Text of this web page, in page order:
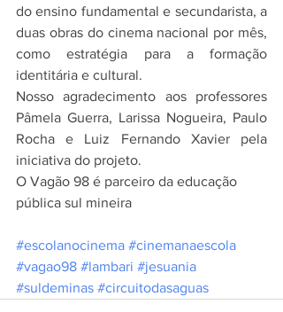
do ensino fundamental e secundarista, a
duas obras do cinema nacional por mês,
como estratégia para a formação
identitária e cultural.
Nosso agradecimento aos professores
Pâmela Guerra, Larissa Nogueira, Paulo
Rocha e Luiz Fernando Xavier pela
iniciativa do projeto.
O Vagão 98 é parceiro da educação
pública sul mineira
#escolanocinema #cinemanaescola
#vagao98 #lambari #jesuania
#suldeminas #circuitodasaguas